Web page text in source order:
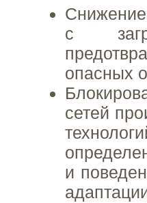
с
опасных
сетей
и